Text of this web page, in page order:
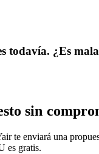
todavía. ¿Es
sin
te enviará una
es gratis.